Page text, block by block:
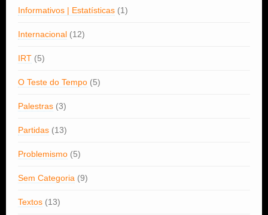
Informativos | Estatísticas (1)
Internacional (12)
IRT (5)
O Teste do Tempo (5)
Palestras (3)
Partidas (13)
Problemismo (5)
Sem Categoria (9)
Textos (13)